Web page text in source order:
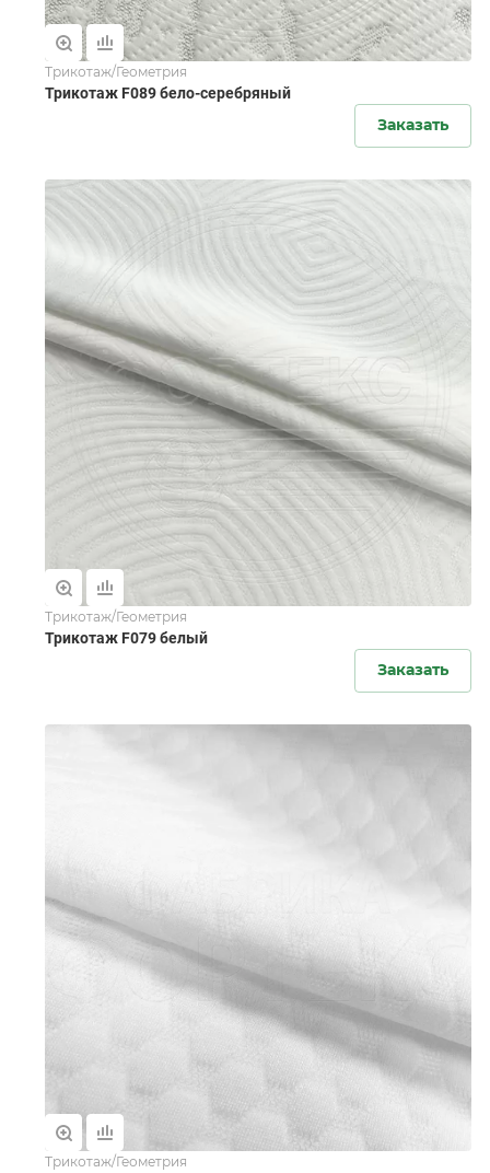
Трикотаж/Геометрия
Трикотаж F089 бело-серебряный
Заказать
Трикотаж/Геометрия
Трикотаж F079 белый
Заказать
Трикотаж/Геометрия